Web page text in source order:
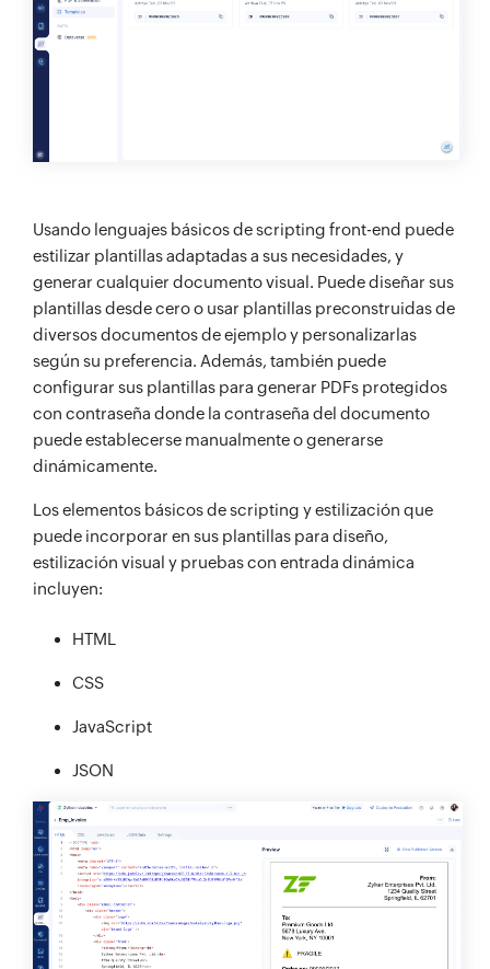
Usando lenguajes básicos de scripting front-end puede
estilizar plantillas adaptadas a sus necesidades, y
generar cualquier documento visual. Puede diseñar sus
plantillas desde cero o usar plantillas preconstruidas de
diversos documentos de ejemplo y personalizarlas
según su preferencia. Además, también puede
configurar sus plantillas para generar PDFs protegidos
con contraseña donde la contraseña del documento
puede establecerse manualmente o generarse
dinámicamente.
Los elementos básicos de scripting y estilización que
puede incorporar en sus plantillas para diseño,
estilización visual y pruebas con entrada dinámica
incluyen:
HTML
CSS
JavaScript
JSON